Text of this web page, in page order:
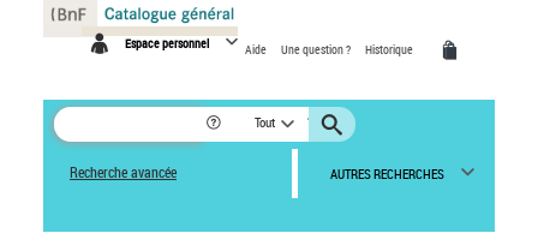
Espace personnel Aide Une question ? Historique
Tout
Recherche avancée AUTRES RECHERCHES
Panneau de gestion des cookies